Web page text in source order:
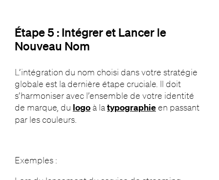
Étape 5 : Intégrer et Lancer le
Nouveau Nom
L’intégration du nom choisi dans votre stratégie
globale est la dernière étape cruciale. Il doit
s’harmoniser avec l’ensemble de votre identité
de marque, du logoà la typographieen passant
par les couleurs.
Exemples :